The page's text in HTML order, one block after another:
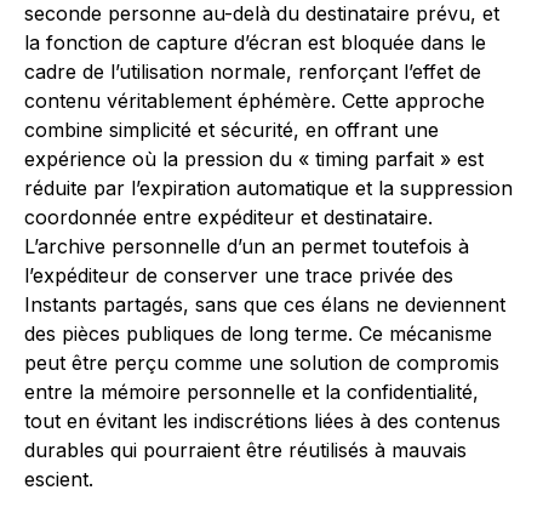
seconde personne au-delà du destinataire prévu, et
la fonction de capture d’écran est bloquée dans le
cadre de l’utilisation normale, renforçant l’effet de
contenu véritablement éphémère. Cette approche
combine simplicité et sécurité, en offrant une
expérience où la pression du « timing parfait » est
réduite par l’expiration automatique et la suppression
coordonnée entre expéditeur et destinataire.
L’archive personnelle d’un an permet toutefois à
l’expéditeur de conserver une trace privée des
Instants partagés, sans que ces élans ne deviennent
des pièces publiques de long terme. Ce mécanisme
peut être perçu comme une solution de compromis
entre la mémoire personnelle et la confidentialité,
tout en évitant les indiscrétions liées à des contenus
durables qui pourraient être réutilisés à mauvais
escient.